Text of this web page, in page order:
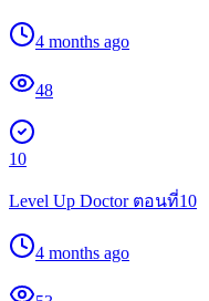
4 months ago
48
10
Level Up Doctor ตอนที่10
4 months ago